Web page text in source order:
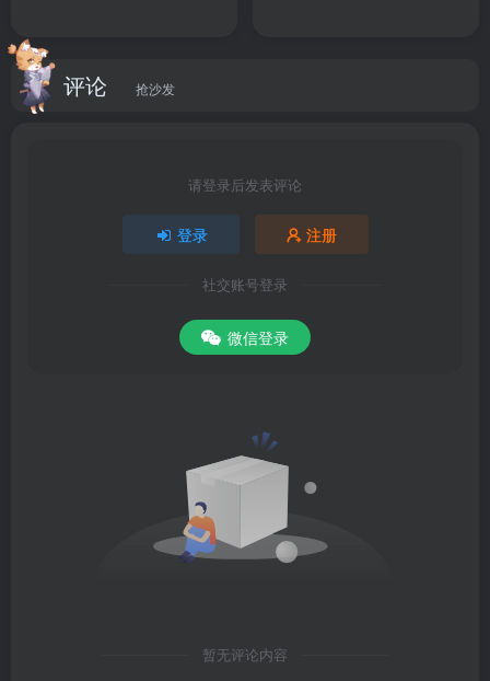
评论 抢沙发
请登录后发表评论
登录 注册
社交账号登录
微信登录
暂无评论内容